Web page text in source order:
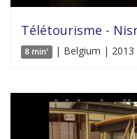
Télétourisme -
8 min' | Belgium | 2013